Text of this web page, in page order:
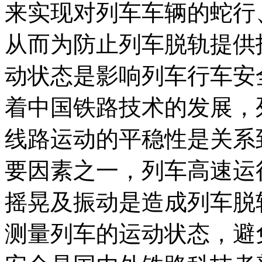
来实现对列车车辆的蛇
从而为防止列车脱轨提
动状态是影响列车行车
着中国铁路技术的发展
线路运动的平稳性是关
要因素之一，列车高速
摇晃及振动是造成列车
测量列车的运动状态，